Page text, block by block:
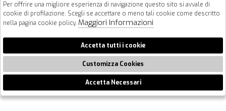
info@bigbagshoponline.it
follow us
2026 BigBag - P.iva : 00916940679 Powered by
🍪
Per offrire una migliore esperienza di navigazione questo sito si avvale di
cookie di profilazione. Scegli se accettare o meno tali cookie come descritto
nella pagina cookie policy. Maggiori Informazioni
Accetta tutti i cookie
Customizza Cookies
Accetta Necessari